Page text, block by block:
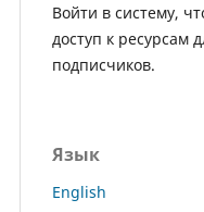
Войти в систему,
доступ к ресурсам
подписчиков.
Язык
English